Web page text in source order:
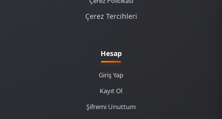
Çerez Tercihleri
Hesap
Giriş Yap
Kayıt Ol
Şifremi Unuttum